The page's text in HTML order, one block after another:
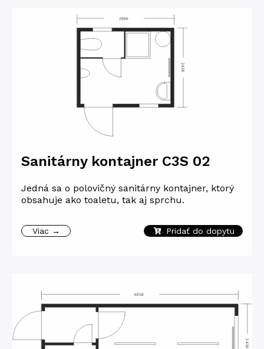
Sanitárny kontajner C3S 02
Jedná sa o polovičný sanitárny kontajner, ktorý
obsahuje ako toaletu, tak aj sprchu.
Viac → Pridať do dopytu